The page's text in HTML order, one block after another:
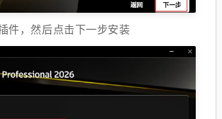
件，然后点击下一步安装